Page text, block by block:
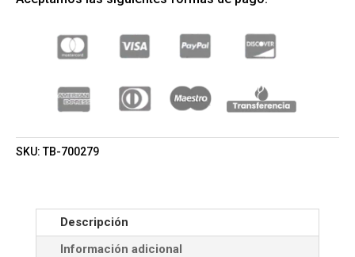
POLVO
(MUJER)
SKU:TB-700279
Descripción
Información adicional